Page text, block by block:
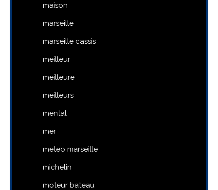
maison
marseille
marseille cassis
meilleur
meilleure
meilleurs
mental
mer
meteo marseille
michelin
moteur bateau